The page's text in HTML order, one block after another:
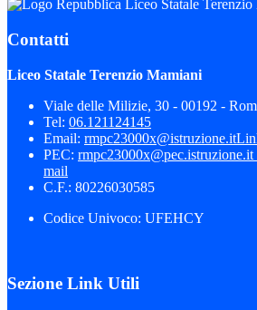
Liceo Statale Terenzio
Contatti
Liceo Statale Terenzio Mamiani
Viale delle Milizie, 30 - 00192 -
Tel: 06.121124145
Email: rmpc23000x@istruzione.it
PEC: rmpc23000x@pec.istruzione.it
mail
C.F.: 80226030585
Codice Univoco: UFEHCY
Sezione Link Utili